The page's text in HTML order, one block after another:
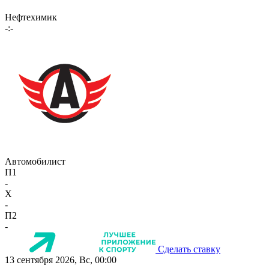
Нефтехимик
-:-
Автомобилист
П1
-
X
-
П2
-
Сделать ставку
13 сентября 2026, Вс, 00:00